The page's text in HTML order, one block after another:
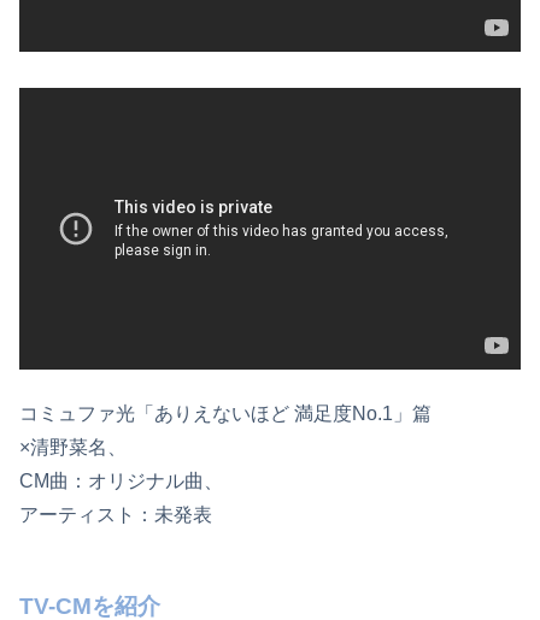
コミュファ光「ありえないほど 満足度No.1」篇
×清野菜名、
CM曲：オリジナル曲、
アーティスト：未発表
TV-CMを紹介